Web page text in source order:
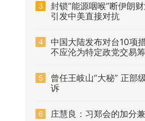
3
封锁“能源咽喉”断伊朗
引发中美直接对抗
4
中国大陆发布对台10项
不应沦为特定政党交易
5
曾任王岐山“大秘” 正部
诉
6 庄慧良：习郑会的加分